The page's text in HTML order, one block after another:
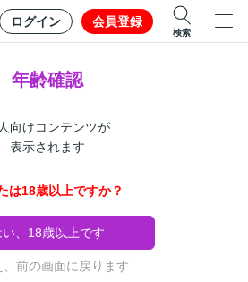
ログイン 会員登録
検索
年齢確認
向けコンテンツが
表示されます
は18歳以上ですか？
い、18歳以上です
、前の画面に戻ります